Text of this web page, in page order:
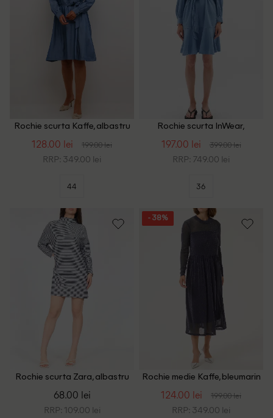
Rochie scurta Kaffe, albastru
128.00 lei 199.00 lei
RRP: 349.00 lei
44
Rochie scurta InWear,
197.00 lei 399.00 lei
RRP: 749.00 lei
36
Rochie scurta Zara, albastru
68.00 lei
RRP: 109.00 lei
- 38%
Rochie medie Kaffe, bleumarin
124.00 lei 199.00 lei
RRP: 349.00 lei